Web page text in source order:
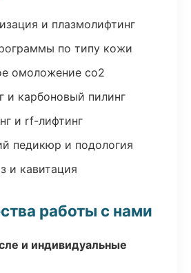
и плазмолифтинг
по типу кожи
омоложение co2
и карбоновый пилинг
и rf-лифтинг
педикюр и подология
и кавитация
работы с нами
и индивидуальные